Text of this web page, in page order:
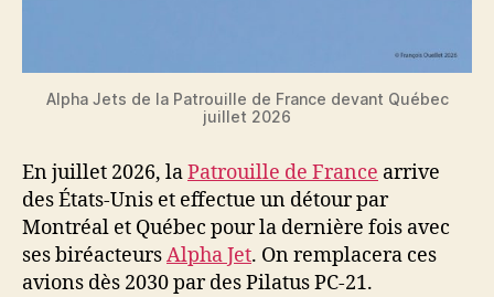
Alpha Jets de la Patrouille de France devant Québec
juillet 2026
En juillet 2026, laPatrouille de France arrive
des États-Unis et effectue un détour par
Montréal et Québec pour la dernière fois avec
ses biréacteursAlpha Jet. On remplacera ces
avions dès 2030 par des Pilatus PC-21.